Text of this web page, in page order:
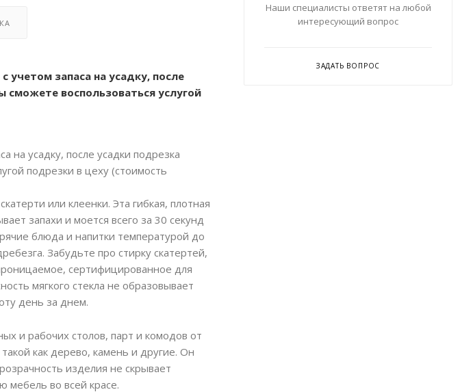
учетом запаса на усадку, после
сможете воспользоваться услугой
на усадку, после усадки подрезка
подрезки в цеху (стоимость
или клеенки. Эта гибкая, плотная
запахи и моется всего за 30 секунд
блюда и напитки температурой до
Забудьте про стирку скатертей,
сертифицированное для
мягкого стекла не образовывает
день за днем.
и рабочих столов, парт и комодов от
как дерево, камень и другие. Он
изделия не скрывает
мебель во всей красе.
Наши специалисты ответят на любой
интересующий вопрос
ЗАДАТЬ ВОПРОС